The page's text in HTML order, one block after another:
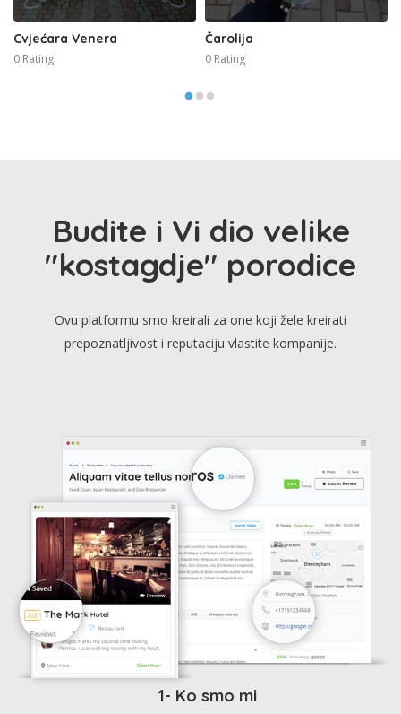
Cvjećara Venera
0 Rating
Čarolija
0 Rating
Budite i Vi dio velike
"kostagdje" porodice
Ovu platformu smo kreirali za one koji žele kreirati
prepoznatljivost i reputaciju vlastite kompanije.
1- Ko smo mi